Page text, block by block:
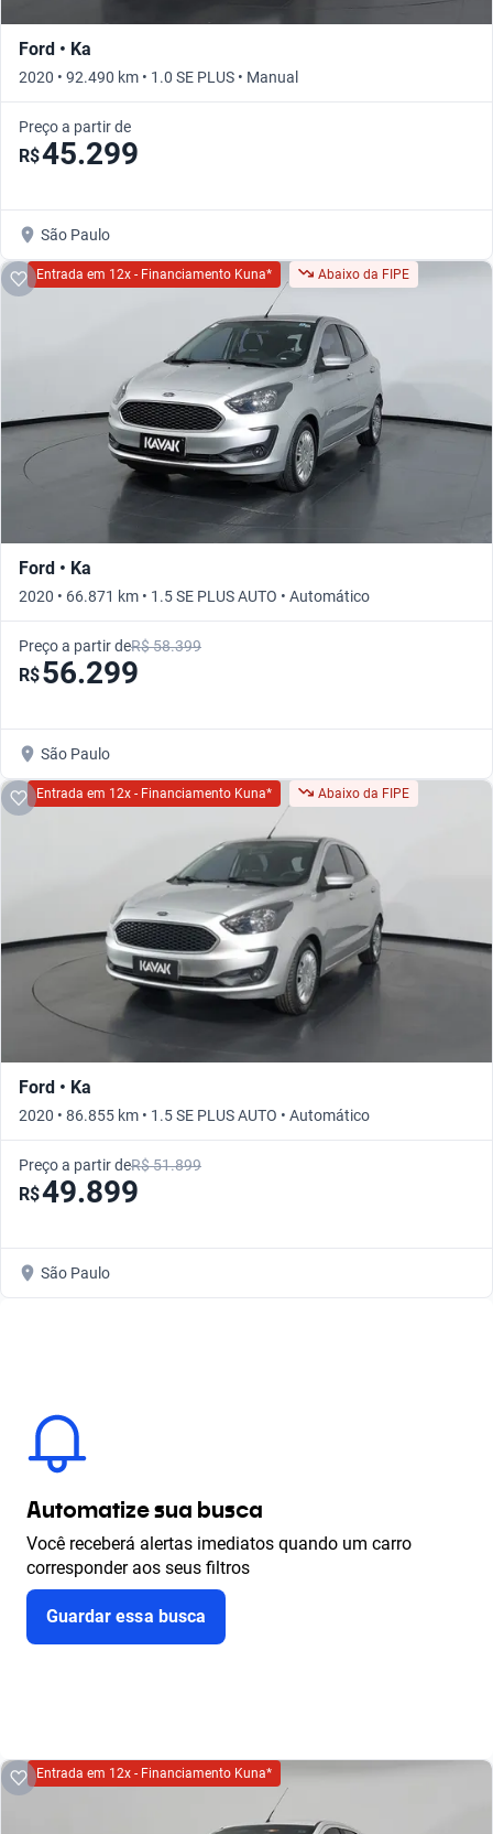
Ford • Ka
2020 • 92.490 km • 1.0 SE PLUS • Manual
Preço a partir de
R$45.299
São Paulo
Entrada em 12x - Financiamento Kuna* Abaixo da FIPE
Ford • Ka
2020 • 66.871 km • 1.5 SE PLUS AUTO • Automático
Preço a partir deR$ 58.399
R$56.299
São Paulo
Entrada em 12x - Financiamento Kuna* Abaixo da FIPE
Ford • Ka
2020 • 86.855 km • 1.5 SE PLUS AUTO • Automático
Preço a partir deR$ 51.899
R$49.899
São Paulo
Automatize sua busca
Você receberá alertas imediatos quando um carro
corresponder aos seus filtros
Guardar essa busca
Entrada em 12x - Financiamento Kuna*